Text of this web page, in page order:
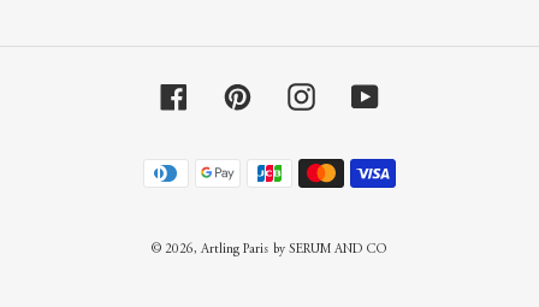
FacebookPinterest Instagram
Moyens
de
© 2026, Artling Paris by SERUM AND CO